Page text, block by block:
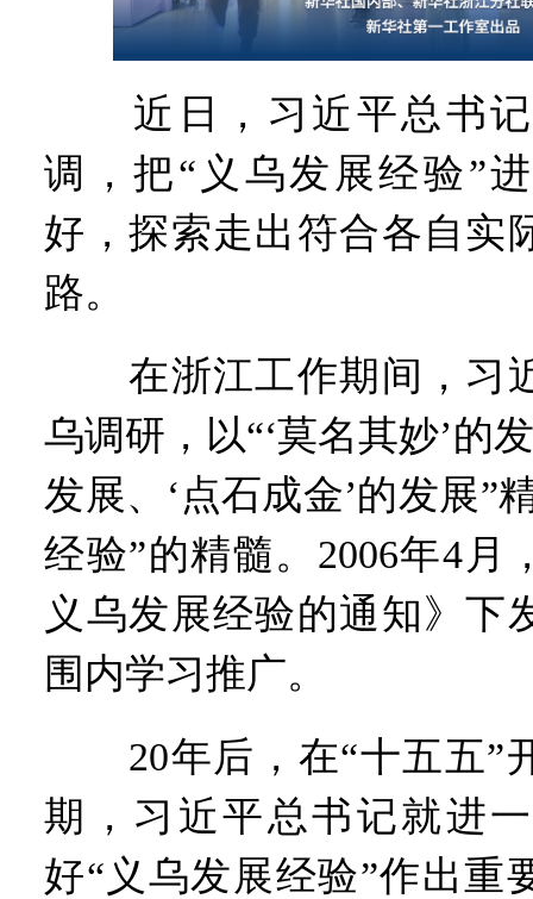
近日，习近平总书记
调，把“义乌发展经验”
好，探索走出符合各自实
路。
在浙江工作期间，习
乌调研，以“‘莫名其妙’的
发展、‘点石成金’的发展”
经验”的精髓。2006年4月
义乌发展经验的通知》下
围内学习推广。
20年后，在“十五五”
期，习近平总书记就进
好“义乌发展经验”作出重